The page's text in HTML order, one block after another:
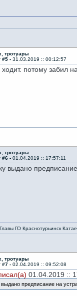
тротуары
#5 - 31.03.2019 :: 00:12:57
потому забил на
тротуары
#6 - 01.04.2019 :: 17:57:11
выдано
ГО Краснотурьинск
тротуары
#7 - 02.04.2019 :: 09:52:08
01.04.2019 ::
предписание на